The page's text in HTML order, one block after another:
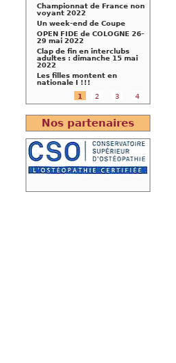
Championnat de France non
voyant 2022
Un week-end de Coupe
OPEN FIDE de COLOGNE 26-
29 mai 2022
Clap de fin en interclubs
adultes : dimanche 15 mai
2022
Les filles montent en
nationale I !!!
1
2 3 4
Nos partenaires